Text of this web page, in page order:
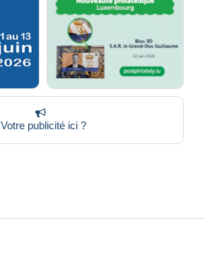
Votre publicité ici ?